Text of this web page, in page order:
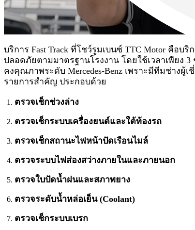
บริการ Fast Track ที่โชว์รูมเบนซ์ TTC Motor คือ
ปลอดภัยตามมาตรฐานโรงงาน โดยใช้เวลาเพียง
คงคุณภาพระดับ Mercedes-Benz เพราะมีทีมช่าง
รายการสำคัญ ประกอบด้วย
ตรวจเช็กช่วงล่าง
ตรวจเช็กระบบเครื่องยนต์และใต้ท้องรถ
ตรวจเช็กสถานะไฟหน้าปัดเรือนไมล์
ตรวจระบบไฟส่องสว่างภายในและภายนอก
ตรวจใบปัดน้ำฝนและสภาพยาง
ตรวจระดับน้ำหล่อเย็น (Coolant)
ตรวจเช็กระบบเบรก